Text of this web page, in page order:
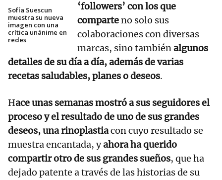
Sofía Suescun
muestra su nueva
imagen con una
crítica unánime en
redes
‘followers’ con los que
comparteno solo sus
colaboraciones con diversas
marcas, sino tambiénalgunos
detalles de su día a día, además de varias
recetas saludables, planes o deseos.
Hace unas semanas mostró a sus seguidores el
proceso y el resultado de uno de sus grandes
deseos, una rinoplastiacon cuyo resultado se
muestra encantada, yahora ha querido
compartir otro de sus grandes sueños, que ha
dejado patente a través de las historias de su